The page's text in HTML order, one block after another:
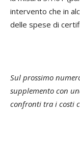
intervento che in
delle spese di
Sul prossimo
supplemento con
confronti tra i costi